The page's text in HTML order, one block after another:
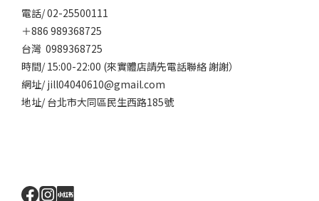
電話/ 02-25500111
＋886 989368725
台灣 0989368725
時間/ 15:00-22:00 (來實體店請先電話聯絡 謝謝）
網址/ jill04040610@gmail.com
地址/ 台北市大同區民生西路185號